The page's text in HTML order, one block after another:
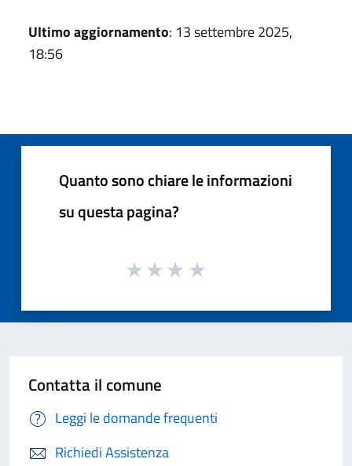
Ultimo aggiornamento: 13 settembre 2025,
18:56
Quanto sono chiare le informazioni
su questa pagina?
Contatta il comune
Leggi le domande frequenti
Richiedi Assistenza